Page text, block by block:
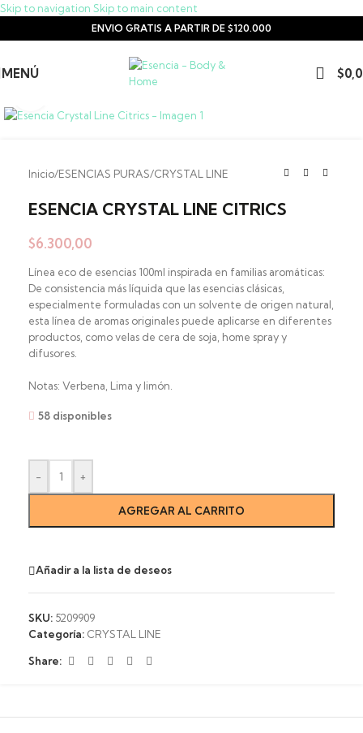
Skip to navigation Skip to main content
ENVIO GRATIS A PARTIR DE $120.000
MENÚ $
Inicio/ESENCIAS PURAS/CRYSTAL LINE
ESENCIA CRYSTAL LINE CITRICS
$6.300,00
Línea eco de esencias 100ml inspirada en familias aromáticas:
De consistencia más líquida que las esencias clásicas,
especialmente formuladas con un solvente de origen natural,
esta línea de aromas originales puede aplicarse en diferentes
productos, como velas de cera de soja, home spray y
difusores.
Notas: Verbena, Lima y limón.
58 disponibles
- +
AGREGAR AL CARRITO
Añadir a la lista de deseos
SKU: 5209909
Categoría: CRYSTAL LINE
Share: